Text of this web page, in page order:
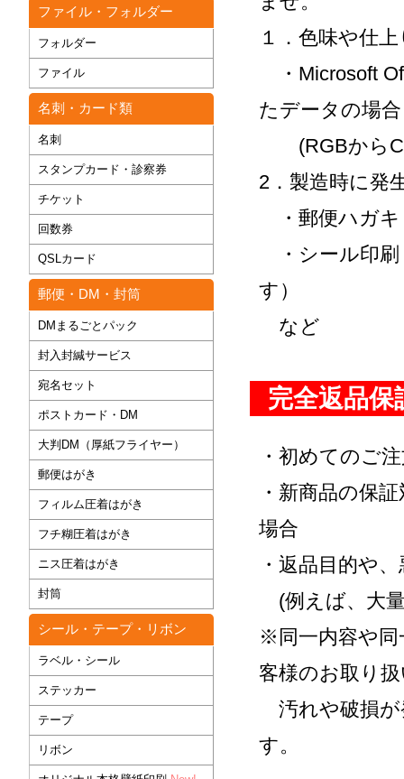
１．色味や仕
・Microsoft
たデータの場合
(RGBから
2．製造時に発
・郵便ハガキ
・シール印刷
す）
など
完全返品保
・初めてのご
・新商品の保
場合
・返品目的や
(例えば、大
※同一内容や同
客様のお取り
汚れや破損が
す。
ファイル・フォルダー
フォルダー
ファイル
名刺・カード類
名刺
スタンプカード・診察券
チケット
回数券
QSLカード
郵便・DM・封筒
DMまるごとパック
封入封緘サービス
宛名セット
ポストカード・DM
大判DM（厚紙フライヤー）
郵便はがき
フィルム圧着はがき
フチ糊圧着はがき
ニス圧着はがき
封筒
シール・テープ・リボン
ラベル・シール
ステッカー
テープ
リボン